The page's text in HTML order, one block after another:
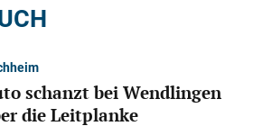
schanzt bei Wendlingen
die Leitplanke